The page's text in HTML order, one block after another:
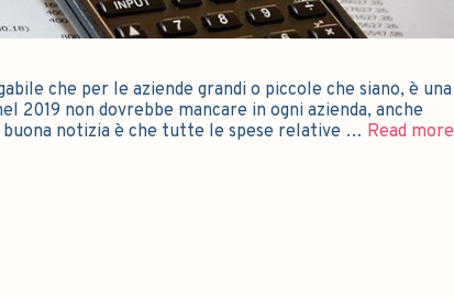
che per le aziende grandi o piccole che siano, è una
2019 non dovrebbe mancare in ogni azienda, anche
buona notizia è che tutte le spese relative … Read more